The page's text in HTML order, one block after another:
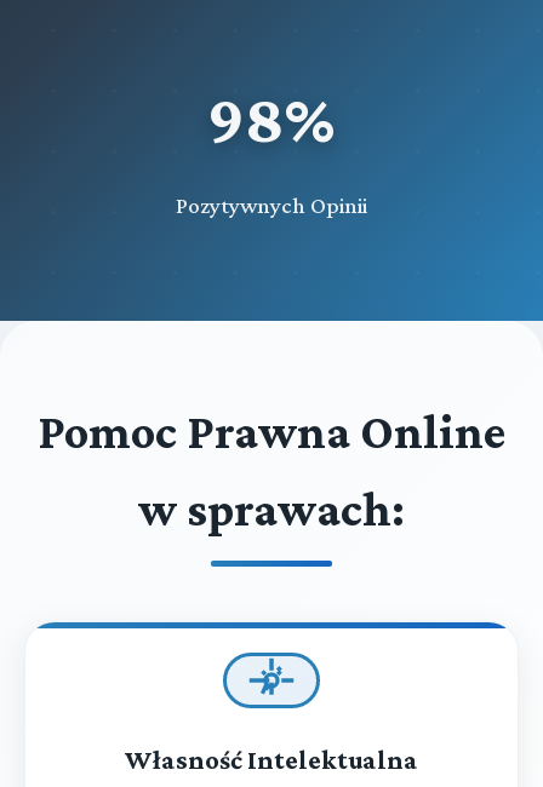
98%
Pozytywnych Opinii
Pomoc Prawna Online
w sprawach:
Własność Intelektualna